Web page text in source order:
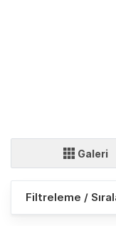
Galeri
Filtreleme /